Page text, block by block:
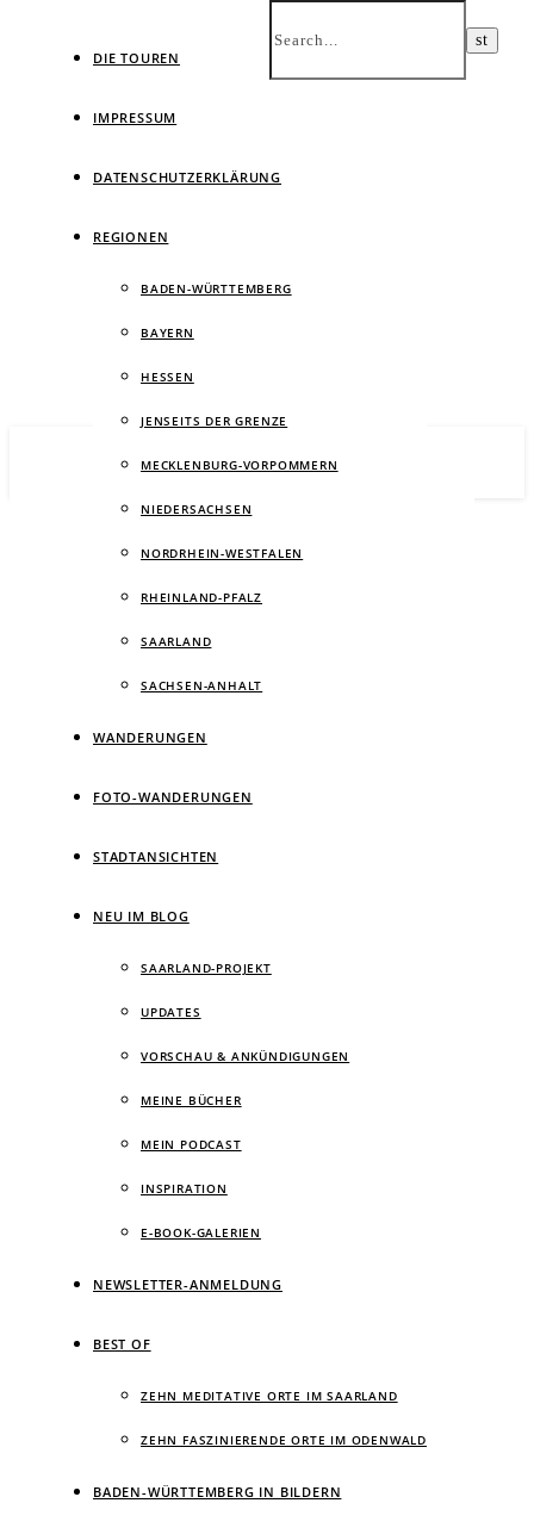
DIE TOUREN
IMPRESSUM
DATENSCHUTZERKLÄRUNG
REGIONEN
BADEN-WÜRTTEMBERG
BAYERN
HESSEN
JENSEITS DER GRENZE
MECKLENBURG-VORPOMMERN
NIEDERSACHSEN
NORDRHEIN-WESTFALEN
RHEINLAND-PFALZ
SAARLAND
SACHSEN-ANHALT
WANDERUNGEN
FOTO-WANDERUNGEN
STADTANSICHTEN
NEU IM BLOG
SAARLAND-PROJEKT
UPDATES
VORSCHAU & ANKÜNDIGUNGEN
MEINE BÜCHER
MEIN PODCAST
INSPIRATION
E-BOOK-GALERIEN
NEWSLETTER-ANMELDUNG
BEST OF
ZEHN MEDITATIVE ORTE IM SAARLAND
ZEHN FASZINIERENDE ORTE IM ODENWALD
BADEN-WÜRTTEMBERG IN BILDERN